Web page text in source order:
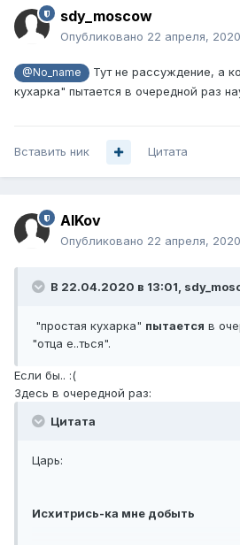
sdy_moscow
Опубликовано 22 апреля, 2020
@No_name
Тут не рассуждение, а
кухарка" пытается в очередной раз
Вставить ник Цитата
AlKov
Опубликовано 22 апреля, 2020
В 22.04.2020 в 13:01,
"простая кухарка" пытается в
"отца е..ться".
Если бы.. :(
Здесь в очередной раз:
Цитата
Царь:
Исхитрись-ка мне добыть